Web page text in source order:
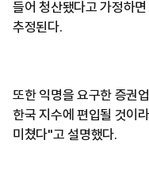
들어 청산됐다고 가정하
추정된다.
또한 익명을 요구한 증권
한국 지수에 편입될 것이
미쳤다"고 설명했다.